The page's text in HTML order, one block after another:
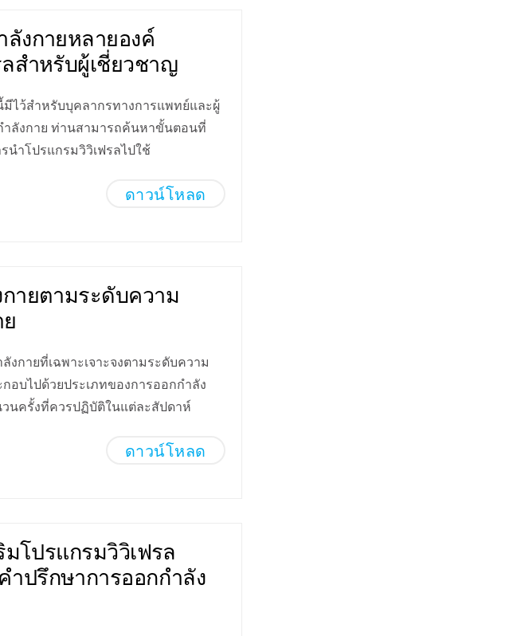
งกายหลายองค์
สำหรับผู้เชี่ยวชาญ
ไว้สำหรับบุคลากรทางการแพทย์และผู้
ำลังกาย ท่านสามารถค้นหาขั้นตอนที่
นำโปรแกรมวิวิเฟรลไปใช้
ดาวน์โหลด
ายตามระดับความ
งกายที่เฉพาะเจาะจงตามระดับความ
อบไปด้วยประเภทของการออกกำลัง
นครั้งที่ควรปฏิบัติในแต่ละสัปดาห์
ดาวน์โหลด
มโปรแกรมวิวิเฟรล
ำปรึกษาการออกกำลัง